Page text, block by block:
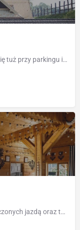
Nasza Restauracja „Pod Wieżą” znajduje się tuż przy parkingu i dolnej stacji kolei linowej Słotwiny Arena. Z…
Do Karczmy zapraszamy wszystkich zmęczonych jazdą oraz tych, którzy w towarzystwie pragną spędzić wolny czas.…